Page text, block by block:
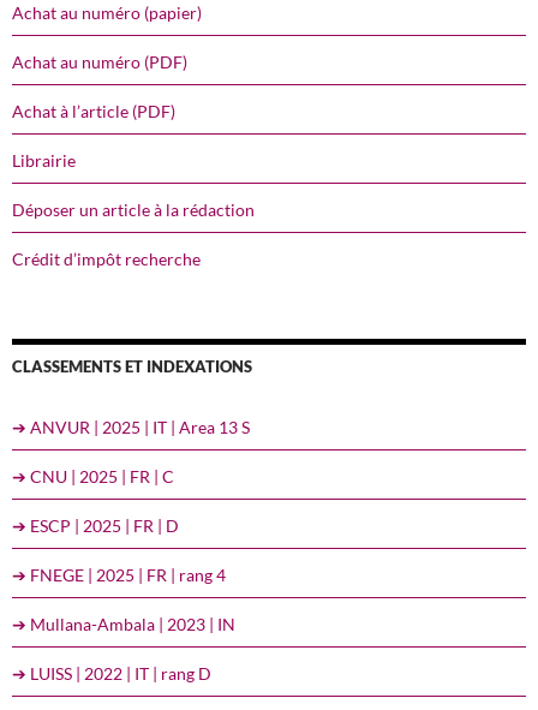
Achat au numéro (papier)
Achat au numéro (PDF)
Achat à l’article (PDF)
Librairie
Déposer un article à la rédaction
Crédit d’impôt recherche
CLASSEMENTS ET INDEXATIONS
➔ ANVUR | 2025 | IT | Area 13 S
➔ CNU | 2025 | FR | C
➔ ESCP | 2025 | FR | D
➔ FNEGE | 2025 | FR | rang 4
➔ Mullana-Ambala | 2023 | IN
➔ LUISS | 2022 | IT | rang D